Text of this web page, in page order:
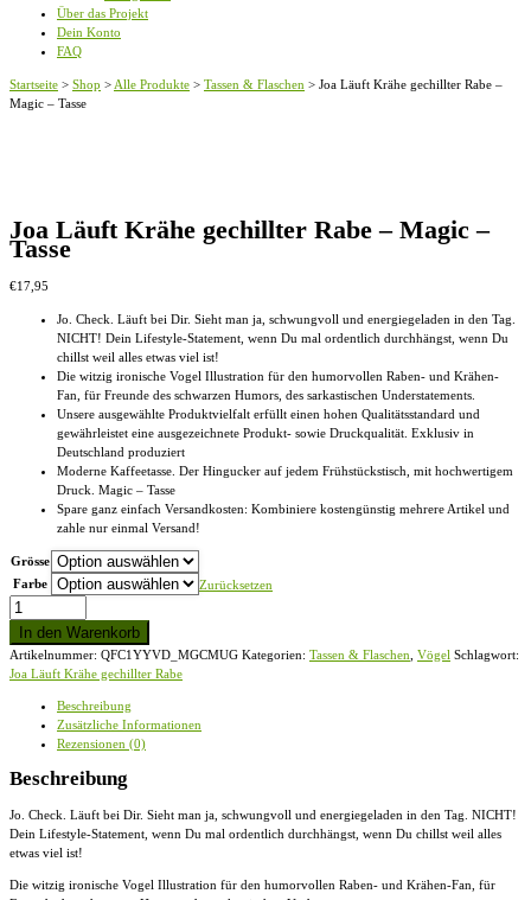
Über das Projekt
Dein Konto
FAQ
Startseite > Shop > Alle Produkte > Tassen & Flaschen > Joa Läuft Krähe gechillter Rabe –
Magic – Tasse
Joa Läuft Krähe gechillter Rabe – Magic –
Tasse
€17,95
Jo. Check. Läuft bei Dir. Sieht man ja, schwungvoll und energiegeladen in den Tag.
NICHT! Dein Lifestyle-Statement, wenn Du mal ordentlich durchhängst, wenn Du
chillst weil alles etwas viel ist!
Die witzig ironische Vogel Illustration für den humorvollen Raben- und Krähen-
Fan, für Freunde des schwarzen Humors, des sarkastischen Understatements.
Unsere ausgewählte Produktvielfalt erfüllt einen hohen Qualitätsstandard und
gewährleistet eine ausgezeichnete Produkt- sowie Druckqualität. Exklusiv in
Deutschland produziert
Moderne Kaffeetasse. Der Hingucker auf jedem Frühstückstisch, mit hochwertigem
Druck. Magic – Tasse
Spare ganz einfach Versandkosten: Kombiniere kostengünstig mehrere Artikel und
zahle nur einmal Versand!
Grösse
Farbe
Zurücksetzen
Joa
Läuft
Krähe
gechillter
Rabe
Menge
In den Warenkorb
Artikelnummer: QFC1YYVD_MGCMUG Kategorien: Tassen & Flaschen Vögel Schlagwort:
Joa Läuft Krähe gechillter Rabe
Beschreibung
Zusätzliche Informationen
Rezensionen (0)
Beschreibung
Jo. Check. Läuft bei Dir. Sieht man ja, schwungvoll und energiegeladen in den Tag. NICHT!
Dein Lifestyle-Statement, wenn Du mal ordentlich durchhängst, wenn Du chillst weil alles
etwas viel ist!
Die witzig ironische Vogel Illustration für den humorvollen Raben- und Krähen-Fan, für